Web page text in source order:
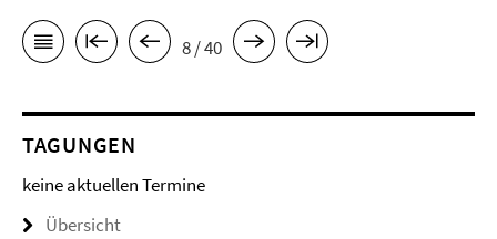
8 / 40
TAGUNGEN
keine aktuellen Termine
Übersicht